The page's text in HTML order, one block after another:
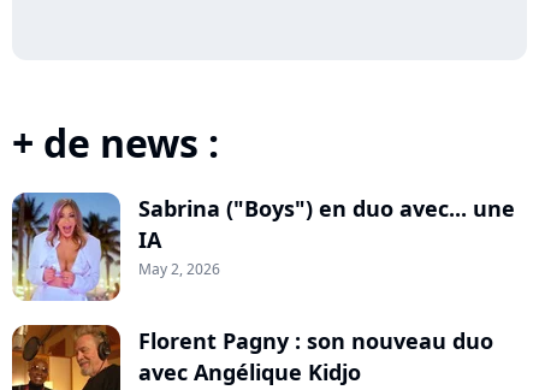
+ de news :
Sabrina ("Boys") en duo avec... une
IA
May 2, 2026
Florent Pagny : son nouveau duo
avec Angélique Kidjo